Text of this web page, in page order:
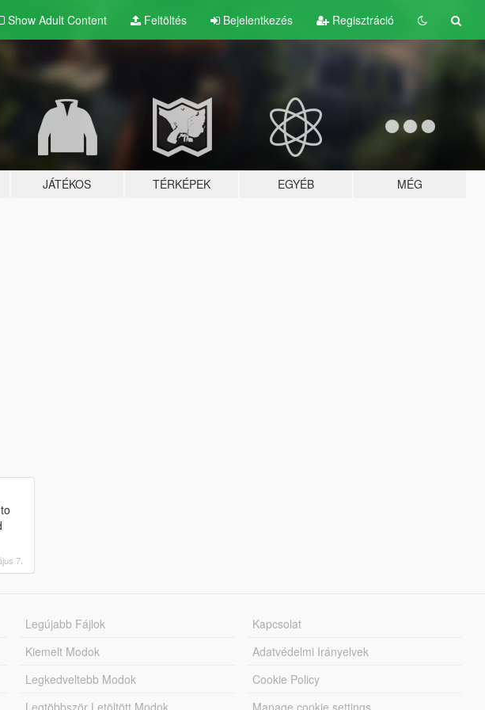
Show Adult Content Feltöltés Bejelentkezés Regisztráció
JÁTÉKOS TÉRKÉPEK EGYÉB MÉG
7.
Legújabb Fájlok
Kiemelt Modok
Legkedveltebb Modok
Legtöbbször Letöltött Modok
Kapcsolat
Adatvédelmi Irányelvek
Cookie Policy
Manage cookie settings